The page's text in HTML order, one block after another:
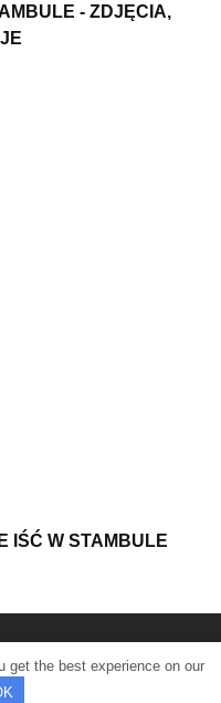
- ZDJĘCIA,
IŚĆ W STAMBULE
get the best experience on our